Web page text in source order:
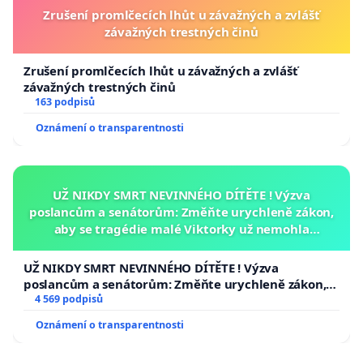
Zrušení promlčecích lhůt u závažných a zvlášť
závažných trestných činů
Zrušení promlčecích lhůt u závažných a zvlášť
závažných trestných činů
163 podpisů
Oznámení o transparentnosti
UŽ NIKDY SMRT NEVINNÉHO DÍTĚTE ! Výzva
poslancům a senátorům: Změňte urychleně zákon,
aby se tragédie malé Viktorky už nemohla
UŽ NIKDY SMRT NEVINNÉHO DÍTĚTE ! Výzva
poslancům a senátorům: Změňte urychleně zákon,
aby se tragédie malé Viktorky už nemohla opakovat!
4 569 podpisů
Oznámení o transparentnosti